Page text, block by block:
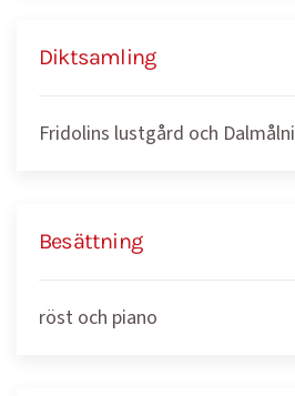
Diktsamling
Fridolins lustgård och
Besättning
röst och piano